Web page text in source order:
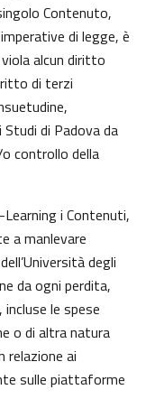
Contenuto,
di legge, è
alcun diritto
di terzi
di Padova da
controllo della
i Contenuti,
a manlevare
degli
da ogni perdita,
le spese
o di altra natura
ai
sulle piattaforme